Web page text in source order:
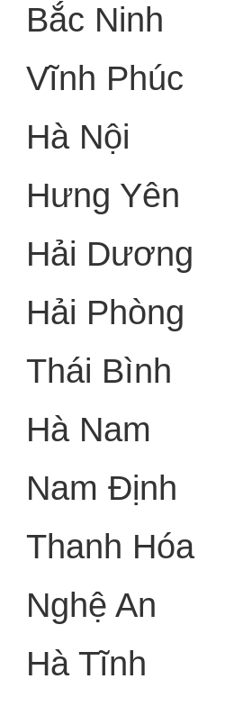
Bắc
Vĩnh
Hà
Hưng
Hải
Hải
Thái
Hà Nam
Nam
Thanh
Nghệ
Hà